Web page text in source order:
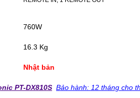
760W
16.3 Kg
Nhật bản
PT-DX810S Bảo hành: 12 tháng cho